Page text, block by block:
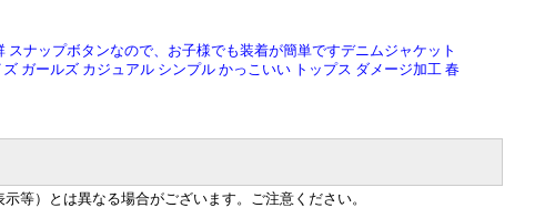
ナップボタンなので、お子様でも装着が簡単ですデニムジャケット
ガールズ カジュアル シンプル かっこいい トップス ダメージ加工 春
等）とは異なる場合がございます。ご注意ください。